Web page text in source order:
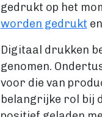
gedrukt op het
worden gedrukt
Digitaal drukken
genomen.
voor die van
belangrijke rol bij